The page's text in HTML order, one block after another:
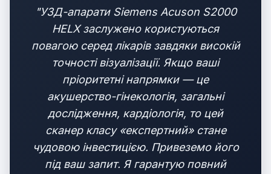
"УЗД-апарати Siemens Acuson S2000
HELX заслужено користуються
повагою серед лікарів завдяки високій
точності візуалізації. Якщо ваші
пріоритетні напрямки — це
акушерство-гінекологія, загальні
дослідження, кардіологія, то цей
сканер класу «експертний» стане
чудовою інвестицією. Привеземо його
під ваш запит. Я гарантую повний